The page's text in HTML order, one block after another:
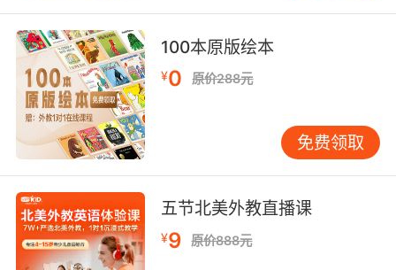
100本原版绘本
¥0 原价288元
免费领取
五节北美外教直播课
¥9 原价888元